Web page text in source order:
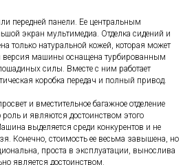
передней панели. Ее центральным
экран мультимедиа. Отделка сидений и
только натуральной кожей, которая может
версия машины оснащена турбированным
силы. Вместе с ним работает
коробка передач и полный привод.
и вместительное багажное отделение
и являются достоинством этого
выделяется среди конкурентов и не
Конечно, стоимость ее весьма завышена, но
проста в эксплуатации, вынослива
является достоинством.